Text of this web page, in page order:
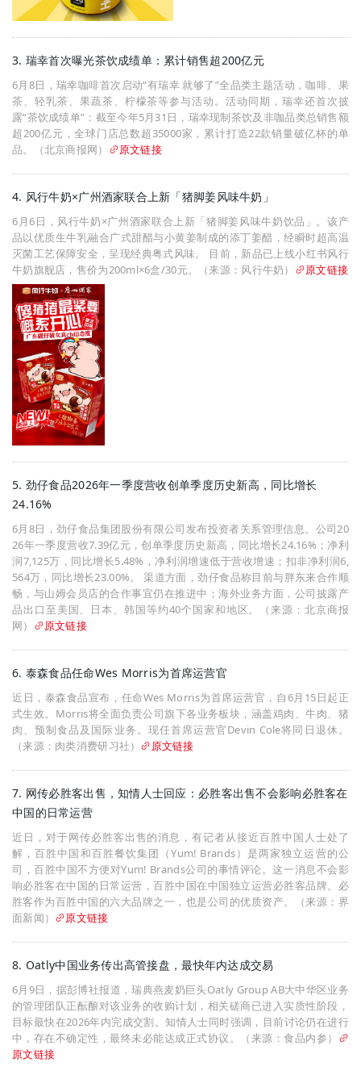
3. 瑞幸首次曝光茶饮成绩单：累计销售超200亿元
6月8日，瑞幸咖啡首次启动“有瑞幸 就够了”全品类主题活动，咖啡、果
茶、轻乳茶、果蔬茶、柠檬茶等参与活动。活动同期，瑞幸还首次披
露“茶饮成绩单”：截至今年5月31日，瑞幸现制茶饮及非咖品类总销售额
超200亿元，全球门店总数超35000家，累计打造22款销量破亿杯的单
品。（北京商报网）
原文链接
4. 风行牛奶×广州酒家联合上新「猪脚姜风味牛奶」
6月6日，风行牛奶×广州酒家联合上新「猪脚姜风味牛奶饮品」。该产
品以优质生牛乳融合广式甜醋与小黄姜制成的添丁姜醋，经瞬时超高温
灭菌工艺保障安全，呈现经典粤式风味。 目前，新品已上线小红书风行
牛奶旗舰店，售价为200ml×6盒/30元。（来源：风行牛奶）
原文链接
5. 劲仔食品2026年一季度营收创单季度历史新高，同比增长
24.16%
6月8日，劲仔食品集团股份有限公司发布投资者关系管理信息。公司20
26年一季度营收7.39亿元，创单季度历史新高，同比增长24.16%；净利
润7,125万，同比增长5.48%，净利润增速低于营收增速；扣非净利润6,
564万，同比增长23.00%。 渠道方面，劲仔食品称目前与胖东来合作顺
畅，与山姆会员店的合作事宜仍在推进中；海外业务方面，公司披露产
品出口至美国、日本、韩国等约40个国家和地区。（来源：北京商报
网）
原文链接
6. 泰森食品任命Wes Morris为首席运营官
近日，泰森食品宣布，任命Wes Morris为首席运营官，自6月15日起正
式生效。Morris将全面负责公司旗下各业务板块，涵盖鸡肉、牛肉、猪
肉、预制食品及国际业务。现任首席运营官Devin Cole将同日退休。
（来源：肉类消费研习社）
原文链接
7. 网传必胜客出售，知情人士回应：必胜客出售不会影响必胜客在
中国的日常运营
近日，对于网传必胜客出售的消息，有记者从接近百胜中国人士处了
解，百胜中国和百胜餐饮集团（Yum! Brands）是两家独立运营的公
司，百胜中国不方便对Yum! Brands公司的事情评论。这一消息不会影
响必胜客在中国的日常运营，百胜中国在中国独立运营必胜客品牌。必
胜客作为百胜中国的六大品牌之一，也是公司的优质资产。（来源：界
面新闻）
原文链接
8. Oatly中国业务传出高管接盘，最快年内达成交易
6月9日，据彭博社报道，瑞典燕麦奶巨头Oatly Group AB大中华区业务
的管理团队正酝酿对该业务的收购计划，相关磋商已进入实质性阶段，
目标最快在2026年内完成交割。知情人士同时强调，目前讨论仍在进行
中，存在不确定性，最终未必能达成正式协议。（来源：食品内参）
原文链接